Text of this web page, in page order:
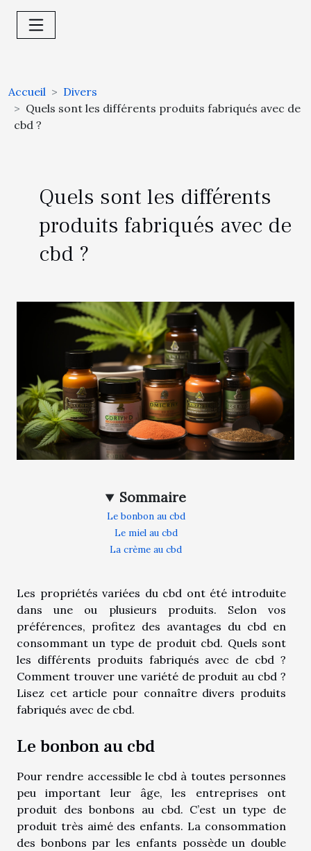
Accueil
Divers
Quels sont les différents produits fabriqués avec de
cbd ?
Quels sont les différents
produits fabriqués avec de
cbd ?
Sommaire
Le bonbon au cbd
Le miel au cbd
La crème au cbd
Les propriétés variées du cbd ont été introduite
dans une ou plusieurs produits. Selon vos
préférences, profitez des avantages du cbd en
consommant un type de produit cbd. Quels sont
les différents produits fabriqués avec de cbd ?
Comment trouver une variété de produit au cbd ?
Lisez cet article pour connaître divers produits
fabriqués avec de cbd.
Le bonbon au cbd
Pour rendre accessible le cbd à toutes personnes
peu important leur âge, les entreprises ont
produit des bonbons au cbd. C’est un type de
produit très aimé des enfants. La consommation
des bonbons par les enfants possède un double